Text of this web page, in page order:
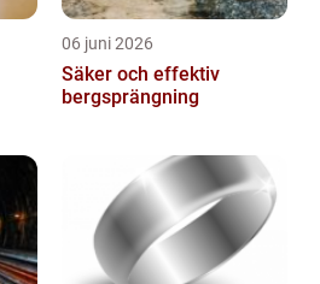
06 juni 2026
Säker och effektiv
bergsprängning